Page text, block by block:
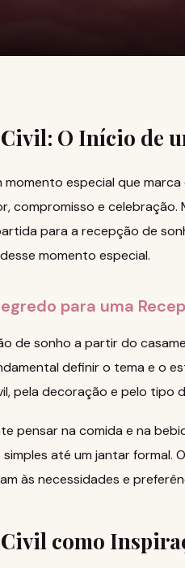
O Início de
momento especial que
compromisso e
para a recepção de
momento especial.
para uma
de sonho a partir do
definir o tema e o
pela decoração e pelo tipo
pensar na comida e na
até um jantar formal.
às necessidades e
como